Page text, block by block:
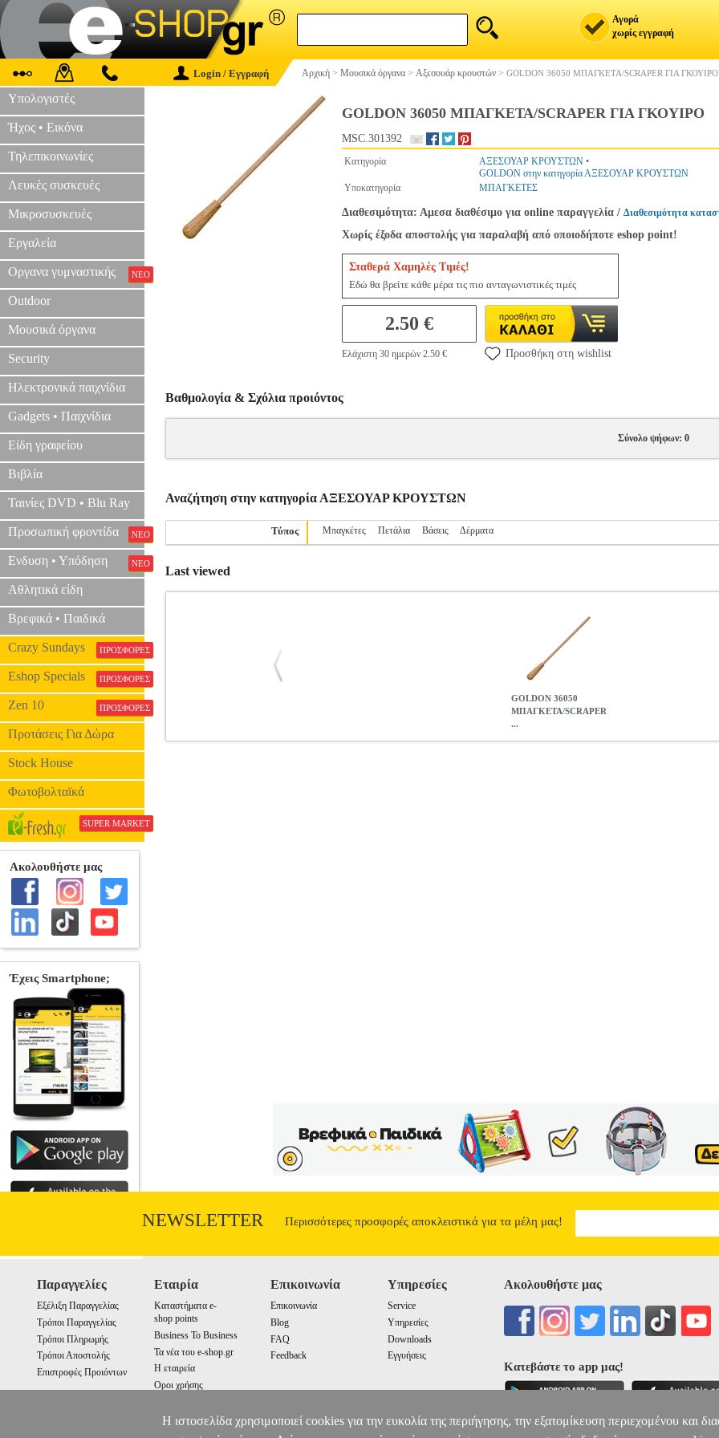
Αγορά
χωρίς εγγραφή
Login / Εγγραφή Αρχική > Μουσικά όργανα > Αξεσουάρ κρουστών > GOLDON 36050 ΜΠΑΓΚΕΤΑ/SCRAPER ΓΙΑ ΓΚΟΥΙΡΟ
Υπολογιστές
Ήχος • Εικόνα
Τηλεπικοινωνίες
Λευκές συσκευές
Μικροσυσκευές
Εργαλεία
Οργανα γυμναστικής ΝΕΟ
Outdoor
Μουσικά όργανα
Security
Ηλεκτρονικά παιχνίδια
Gadgets • Παιχνίδια
Είδη γραφείου
Βιβλία
Ταινίες DVD • Blu Ray
Προσωπική φροντίδα ΝΕΟ
Ενδυση • Υπόδηση ΝΕΟ
Αθλητικά είδη
Βρεφικά • Παιδικά
Crazy Sundays ΠΡΟΣΦΟΡΕΣ
Eshop Specials ΠΡΟΣΦΟΡΕΣ
Zen 10 ΠΡΟΣΦΟΡΕΣ
Προτάσεις Για Δώρα
Stock House
Φωτοβολταϊκά
SUPER MARKET
GOLDON 36050 ΜΠΑΓΚΕΤΑ/SCRAPER ΓΙΑ ΓΚΟΥΙΡΟ
MSC.301392
Κατηγορία ΑΞΕΣΟΥΑΡ ΚΡΟΥΣΤΩΝ •
GOLDON στην κατηγορία ΑΞΕΣΟΥΑΡ ΚΡΟΥΣΤΩΝ
Υποκατηγορία
ΜΠΑΓΚΕΤΕΣ
Διαθεσιμότητα: Αμεσα διαθέσιμο για online παραγγελία / Διαθεσιμότητα
Χωρίς έξοδα αποστολής για παραλαβή από οποιοδήποτε eshop point!
Σταθερά Χαμηλές Τιμές!
Εδώ θα βρείτε κάθε μέρα τις πιο ανταγωνιστικές τιμές
2.50 €
Ελάχιστη 30 ημερών 2.50 € Προσθήκη στη wishlist
Βαθμολογία & Σχόλια προιόντος
Σύνολο ψήφων: 0
Αναζήτηση στην κατηγορία ΑΞΕΣΟΥΑΡ ΚΡΟΥΣΤΩΝ
Τύπος Μπαγκέτες Πετάλια Βάσεις Δέρματα
Last viewed
GOLDON 36050
ΜΠΑΓΚΕΤΑ/SCRAPER
...
NEWSLETTER Περισσότερες προσφορές αποκλειστικά για τα μέλη μας!
Παραγγελίες
Εξέλιξη Παραγγελίας
Τρόποι Παραγγελίας
Τρόποι Πληρωμής
Τρόποι Αποστολής
Επιστροφές Προιόντων
Εταιρία
Καταστήματα e-
shop points
Business To Business
Τα νέα του e-shop.gr
Η εταιρεία
Οροι χρήσης
Επικοινωνία
Επικοινωνία
Blog
FAQ
Feedback
Υπηρεσίες
Service
Υπηρεσίες
Downloads
Εγγυήσεις
Ακολουθήστε μας
Κατεβάστε το app μας!
Η ιστοσελίδα χρησιμοποιεί cookies για την ευκολία της περιήγησης, την εξατομίκευση περιεχομένου και